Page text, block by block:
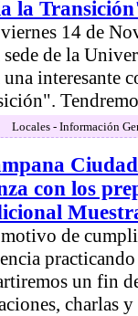
la
14 de
sede de la
interesante
Locales - Información
con los
de
un fin
charlas y